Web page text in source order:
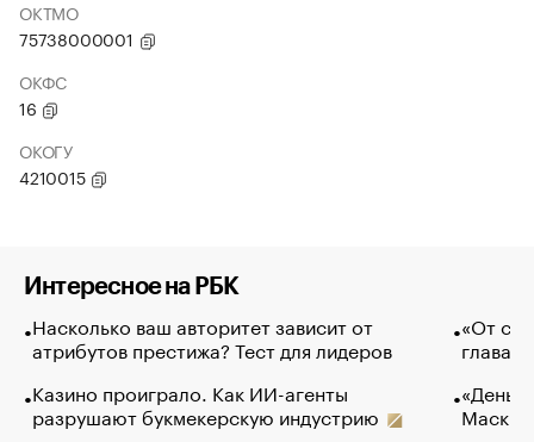
ОКТМО
75738000001
ОКФС
16
ОКОГУ
4210015
Интересное на РБК
Насколько ваш авторитет зависит от
атрибутов престижа? Тест для лидеров
Казино проиграло. Как ИИ-агенты
разрушают букмекерскую индустрию
«От
глава
Маск в